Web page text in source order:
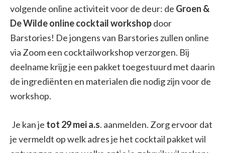
volgende online activiteit voor de deur: de Groen &
De Wildeonline cocktail workshopdoor
Barstories! De jongens van Barstories zullen online
via Zoom een cocktailworkshop verzorgen. Bij
deelname krijg je een pakket toegestuurd met daarin
de ingrediënten en materialen die nodig zijn voor de
workshop.
Je kan je tot 29 mei a.s. aanmelden. Zorg ervoor dat
je vermeldt op welk adres je het cocktail pakket wil